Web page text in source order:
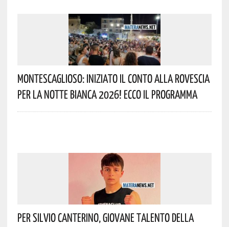
Montescaglioso: Iniziato Il Conto Alla Rovescia
Per La Notte Bianca 2026! Ecco Il Programma
Per Silvio Canterino, Giovane Talento Della